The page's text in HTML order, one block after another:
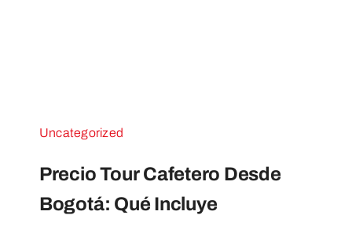
Uncategorized
Precio Tour Cafetero Desde
Bogotá: Qué Incluye